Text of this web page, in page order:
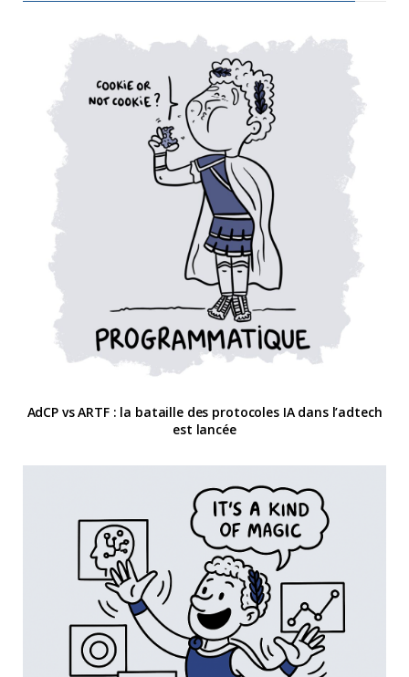
AdCP vs ARTF : la bataille des protocoles IA dans l’adtech
est lancée